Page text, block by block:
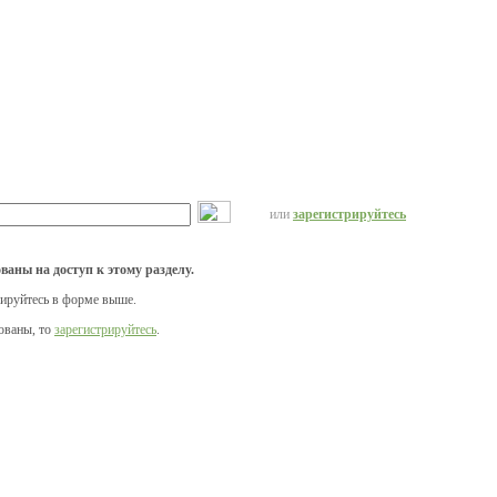
или зарегистрируйтесь
на доступ к этому разделу.
в форме выше.
то зарегистрируйтесь.